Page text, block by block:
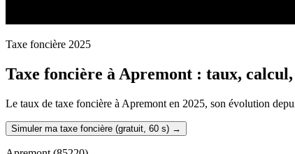
Taxe foncière 2025
Taxe foncière à Apremont : taux,
Le taux de taxe foncière à Apremont en 2025, son évolution
Simuler ma taxe foncière (gratuit, 60 s) →